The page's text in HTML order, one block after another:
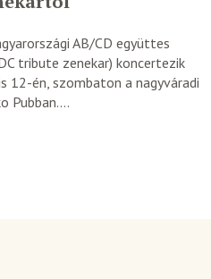
AB/CD együttes
tribute zenekar) koncertezik
12-én, szombaton a nagyváradi
Pubban....